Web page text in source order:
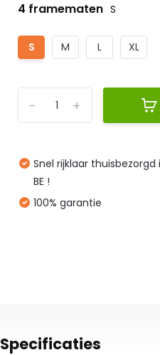
4 framematen S
S M L XL
+
-
Snel rijklaar thuisbezorgd
BE !
100% garantie
Specificaties